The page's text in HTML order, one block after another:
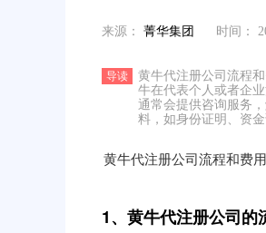
来源： 菁华集团 时间：
导读
黄牛代注册公司流程
牛在代表个人或者企
通常会提供咨询服务
料，如身份证明、资
黄牛代注册公司流程和费用
1、黄牛代注册公司的